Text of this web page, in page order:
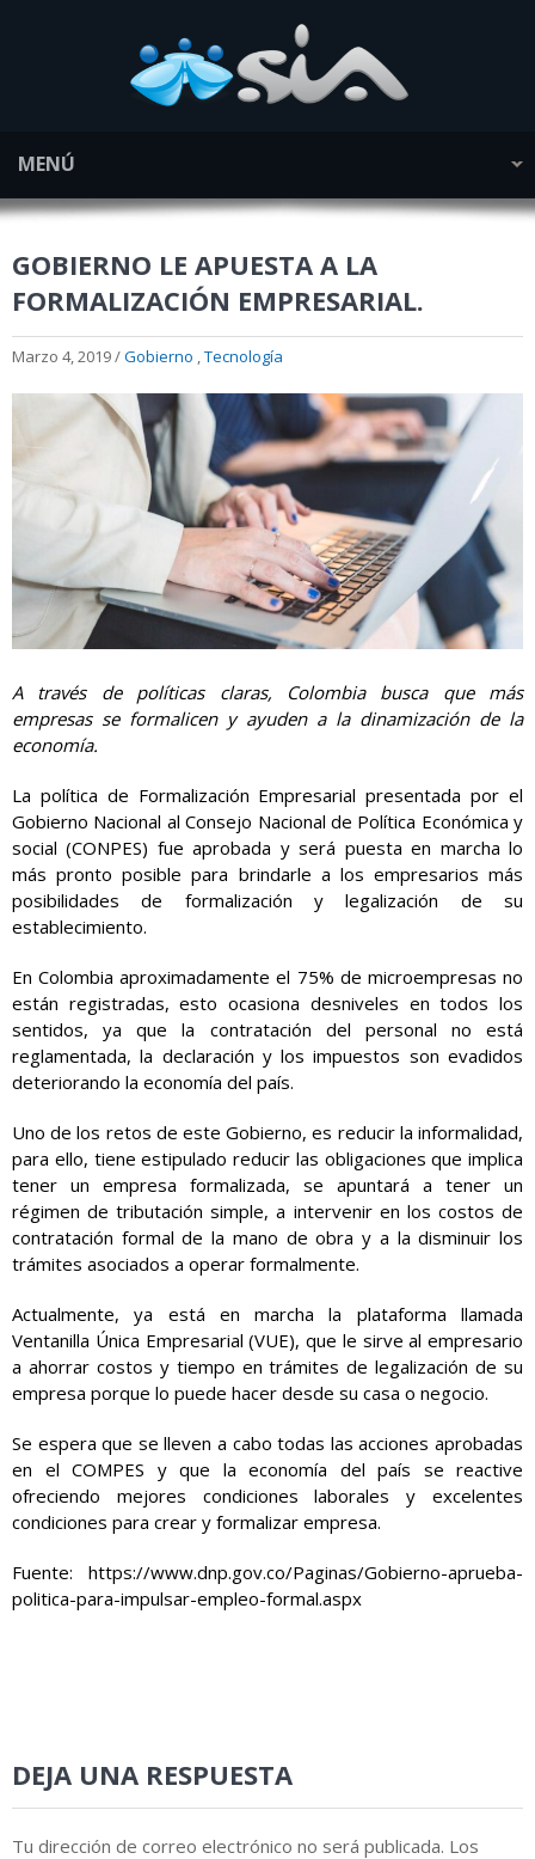
MENÚ
GOBIERNO LE APUESTA A LA
FORMALIZACIÓN EMPRESARIAL.
Marzo 4, 2019 /Gobierno ,Tecnología
A través de políticas claras, Colombia busca que más
empresas se formalicen y ayuden a la dinamización de la
economía.
La política de Formalización Empresarial presentada por el
Gobierno Nacional al Consejo Nacional de Política Económica y
social (CONPES) fue aprobada y será puesta en marcha lo
más pronto posible para brindarle a los empresarios más
posibilidades de formalización y legalización de su
establecimiento.
En Colombia aproximadamente el 75% de microempresas no
están registradas, esto ocasiona desniveles en todos los
sentidos, ya que la contratación del personal no está
reglamentada, la declaración y los impuestos son evadidos
deteriorando la economía del país.
Uno de los retos de este Gobierno, es reducir la informalidad,
para ello, tiene estipulado reducir las obligaciones que implica
tener un empresa formalizada, se apuntará a tener un
régimen de tributación simple, a intervenir en los costos de
contratación formal de la mano de obra y a la disminuir los
trámites asociados a operar formalmente.
Actualmente, ya está en marcha la plataforma llamada
Ventanilla Única Empresarial (VUE), que le sirve al empresario
a ahorrar costos y tiempo en trámites de legalización de su
empresa porque lo puede hacer desde su casa o negocio.
Se espera que se lleven a cabo todas las acciones aprobadas
en el COMPES y que la economía del país se reactive
ofreciendo mejores condiciones laborales y excelentes
condiciones para crear y formalizar empresa.
Fuente: https://www.dnp.gov.co/Paginas/Gobierno-aprueba-
politica-para-impulsar-empleo-formal.aspx
DEJA UNA RESPUESTA
Tu dirección de correo electrónico no será publicada. Los